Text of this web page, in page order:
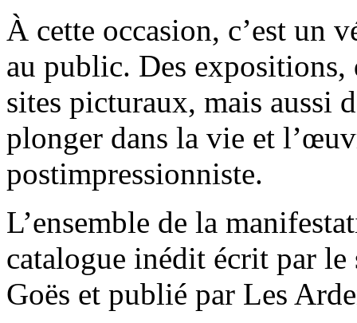
À cette occasion, c’est un
au public. Des expositions,
sites picturaux, mais aussi
plonger dans la vie et
postimpressionniste.
L’ensemble de la
catalogue inédit écrit par le
Goës et publié par Les